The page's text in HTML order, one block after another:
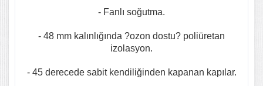
- Fanlı soğutma.
- 48 mm kalınlığında ?ozon dostu? poliüretan
izolasyon.
- 45 derecede sabit kendiliğinden kapanan kapılar.